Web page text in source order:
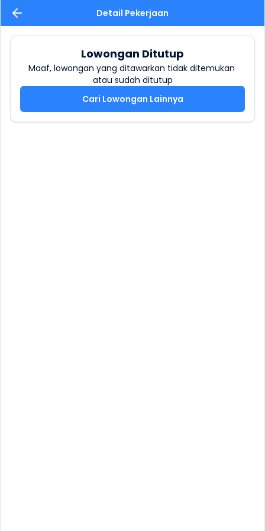
Detail Pekerjaan
Lowongan Ditutup
Maaf, lowongan yang ditawarkan tidak ditemukan
atau sudah ditutup
Cari Lowongan Lainnya